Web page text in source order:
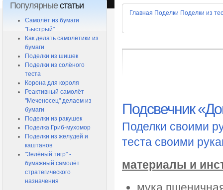
Популярныестатьи
Самолёт из бумаги
"Быстрый"
Как делать самолётики из
бумаги
Поделки из шишек
Поделки из солёного
теста
Корона для короля
Реактивный самолёт
"Меченосец" делаем из
бумаги
Поделки из ракушек
Поделка Гриб-мухомор
Поделки из желудей и
каштанов
"Зелёный тигр" -
бумажный самолёт
стратегического
назначения
Главная Поделки Поделки из
Подсвечник
Поделки своими
теста своими
материалы и